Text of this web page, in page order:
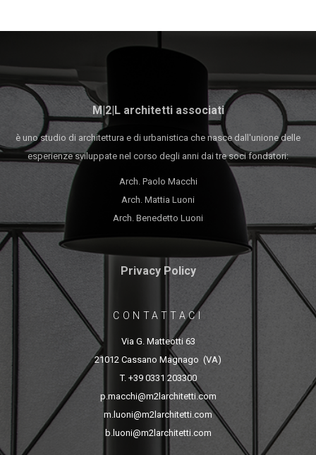
M|2|L architetti associati
è uno studio di architettura e di urbanistica che nasce dall'unione delle
esperienze sviluppate nel corso degli anni dai tre soci fondatori:
Arch. Paolo Macchi
Arch. Mattia Luoni
Arch. Benedetto Luoni
Privacy Policy
CONTATTACI
Via G. Matteotti 63
21012 Cassano Magnago (VA)
T. +39 0331 203300
p.macchi@m2larchitetti.com
m.luoni@m2larchitetti.com
b.luoni@m2larchitetti.com